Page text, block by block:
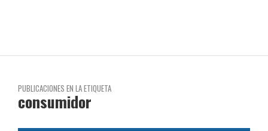
PUBLICACIONES EN LA ETIQUETA
consumidor